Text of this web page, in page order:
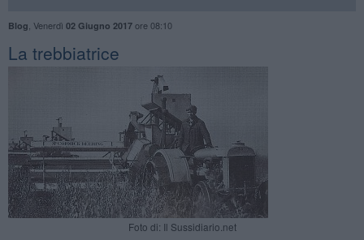
Blog Venerdì 02 Giugno 2017ore 08:10
La trebbiatrice
Foto di: Il Sussidiario.net